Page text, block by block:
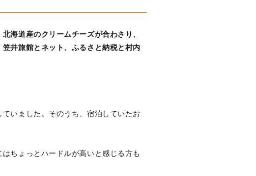
海道産のクリームチーズが合わさり、
井旅館とネット、ふるさと納税と村内
いました。そのうち、宿泊していたお
ちょっとハードルが高いと感じる方も